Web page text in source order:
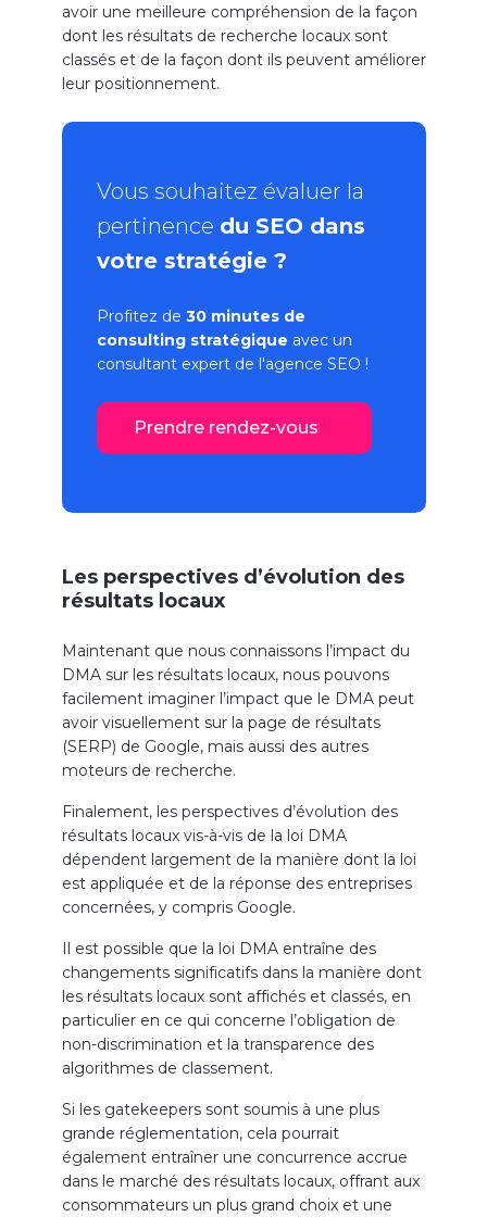
avoir une meilleure compréhension de la façon
dont les résultats de recherche locaux sont
classés et de la façon dont ils peuvent améliorer
leur positionnement.
Vous souhaitez évaluer la
pertinence du SEO dans
votre stratégie ?
Profitez de 30 minutes de
consulting stratégique avec un
consultant expert de l'agence SEO !
Prendre rendez-vous
Les perspectives d’évolution des
résultats locaux
Maintenant que nous connaissons l’impact du
DMA sur les résultats locaux, nous pouvons
facilement imaginer l’impact que le DMA peut
avoir visuellement sur la page de résultats
(SERP) de Google, mais aussi des autres
moteurs de recherche.
Finalement, les perspectives d’évolution des
résultats locaux vis-à-vis de la loi DMA
dépendent largement de la manière dont la loi
est appliquée et de la réponse des entreprises
concernées, y compris Google.
Il est possible que la loi DMA entraîne des
changements significatifs dans la manière dont
les résultats locaux sont affichés et classés, en
particulier en ce qui concerne l’obligation de
non-discrimination et la transparence des
algorithmes de classement.
Si les gatekeepers sont soumis à une plus
grande réglementation, cela pourrait
également entraîner une concurrence accrue
dans le marché des résultats locaux, offrant aux
consommateurs un plus grand choix et une